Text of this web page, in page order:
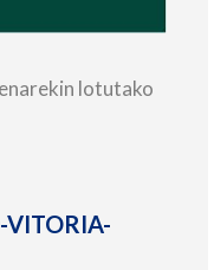
lotutako
VITORIA-